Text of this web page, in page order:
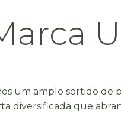
um amplo sortido de
diversificada que